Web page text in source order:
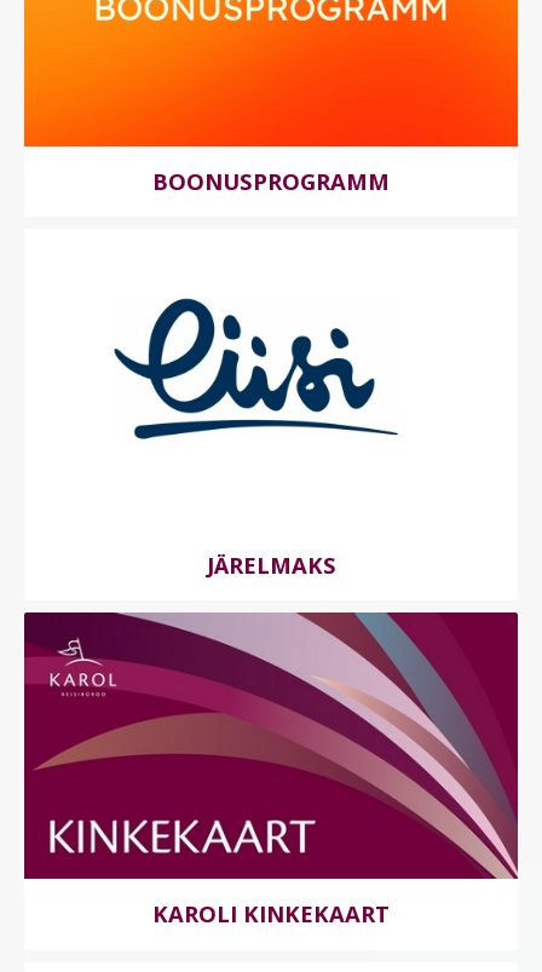
BOONUSPROGRAMM
JÄRELMAKS
KAROLI KINKEKAART